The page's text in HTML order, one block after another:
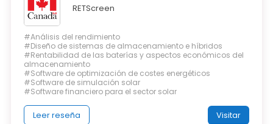
RETScreen
#Análisis del rendimiento
#Diseño de sistemas de almacenamiento e híbridos
#Rentabilidad de las baterías y aspectos económicos del
almacenamiento
#Software de optimización de costes energéticos
#Software de simulación solar
#Software financiero para el sector solar
Leer reseña Visitar